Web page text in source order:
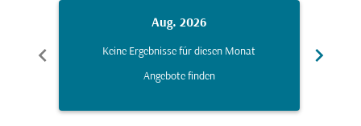
chevron_left
Aug. 2026
Keine Ergebnisse für diesen Monat
Angebote finden
chevron_right